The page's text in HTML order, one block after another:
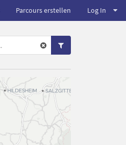
Parcours erstellen Log In